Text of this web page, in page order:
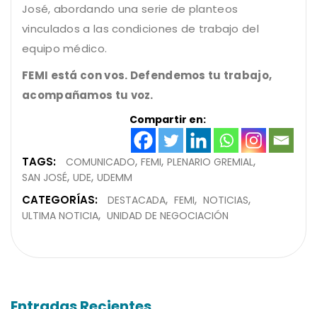
José, abordando una serie de planteos
vinculados a las condiciones de trabajo del
equipo médico.
FEMI está con vos. Defendemos tu trabajo,
acompañamos tu voz.
Compartir en:
TAGS: COMUNICADO FEMI PLENARIO GREMIAL
SAN JOSÉ UDE UDEMM
CATEGORÍAS: DESTACADA FEMI
NOTICIAS
ULTIMA NOTICIA UNIDAD DE NEGOCIACIÓN